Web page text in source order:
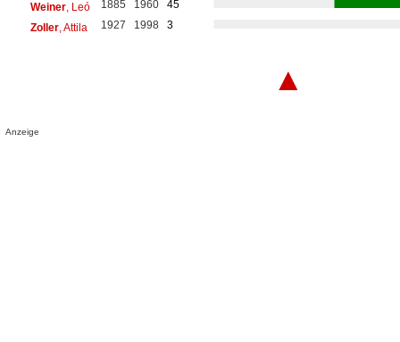
Weiner, Leó 1885 1960
45
Zoller, Attila 1927 1998 3
▲
Anzeige